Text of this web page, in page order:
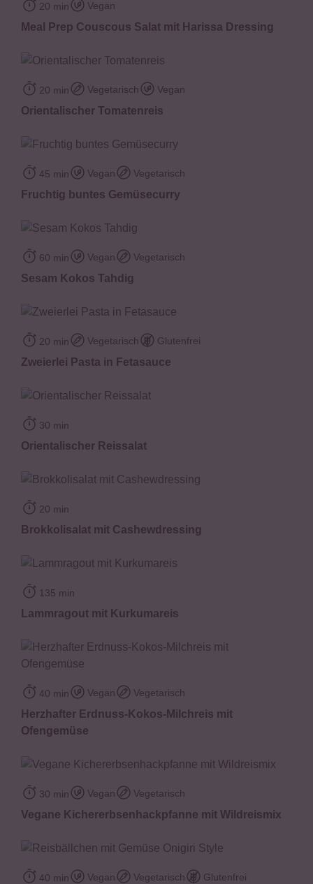
20 min Vegan
Meal Prep Couscous Salat mit Harissa Dressing
20 min Vegetarisch Vegan
Orientalischer Tomatenreis
45 min Vegan Vegetarisch
Fruchtig buntes Gemüsecurry
60 min Vegan Vegetarisch
Sesam Kokos Tahdig
20 min Vegetarisch Glutenfrei
Zweierlei Pasta in Fetasauce
30 min
Orientalischer Reissalat
20 min
Brokkolisalat mit Cashewdressing
135 min
Lammragout mit Kurkumareis
40 min Vegan Vegetarisch
Herzhafter Erdnuss-Kokos-Milchreis mit
Ofengemüse
30 min Vegan Vegetarisch
Vegane Kichererbsenhackpfanne mit Wildreismix
40 min Vegan Vegetarisch Glutenfrei